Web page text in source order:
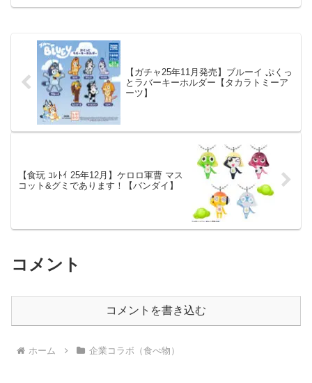
【ガチャ25年11月発売】ブルーイ ぷくっ
とラバーキーホルダー【タカラトミーア
ーツ】
【食玩 ｺﾚﾄｲ 25年12月】ケロロ軍曹 マス
コット&グミであります！【バンダイ】
コメント
コメントを書き込む
ホーム 企業コラボ（食べ物）